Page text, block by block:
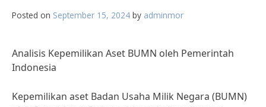
Posted on September 15, 2024 by adminmor
Analisis Kepemilikan Aset BUMN oleh Pemerintah
Indonesia
Kepemilikan aset Badan Usaha Milik Negara (BUMN)